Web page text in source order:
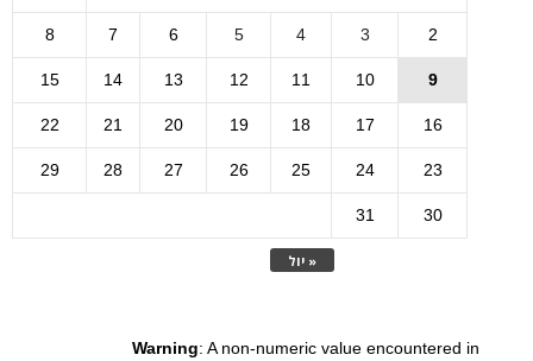
« יול
2
3
4
5
6
7
8
9
10
11
12
13
14
15
16
17
18
19
20
21
22
23
24
25
26
27
28
29
30
31
Warning: A non-numeric value encountered in